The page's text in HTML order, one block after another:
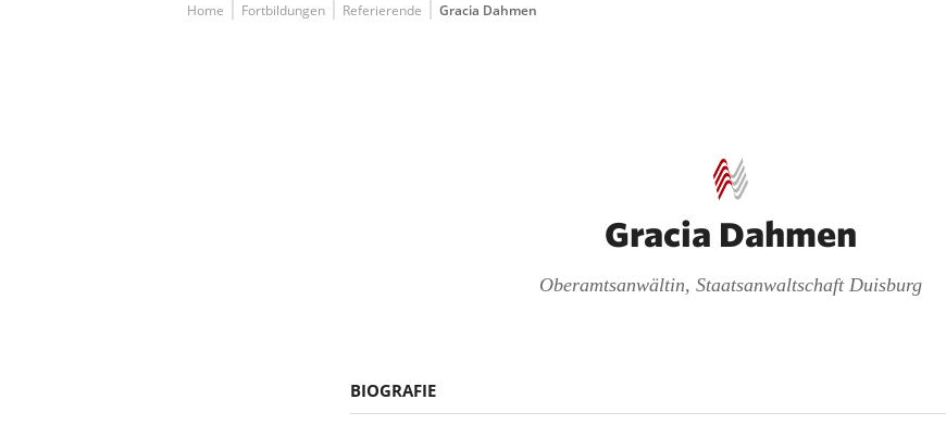
Home Fortbildungen Referierende Gracia Dahmen
Gracia Dahmen
Oberamtsanwältin, Staatsanwaltschaft Duisburg
BIOGRAFIE